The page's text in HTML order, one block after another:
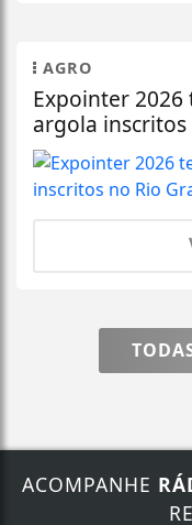
AGRO
Expointer 2026
argola inscritos
ACOMPANHE